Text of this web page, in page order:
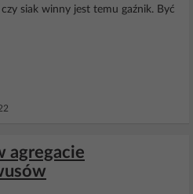
siak winny jest temu gaźnik. Być
agregacie